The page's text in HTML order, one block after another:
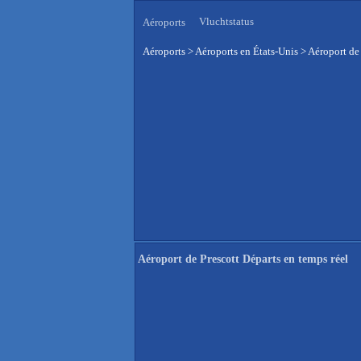
Aéroports Vluchtstatus
Aéroports >Aéroports en États-Unis >Aéroport de
Aéroport de Prescott Départs en temps réel